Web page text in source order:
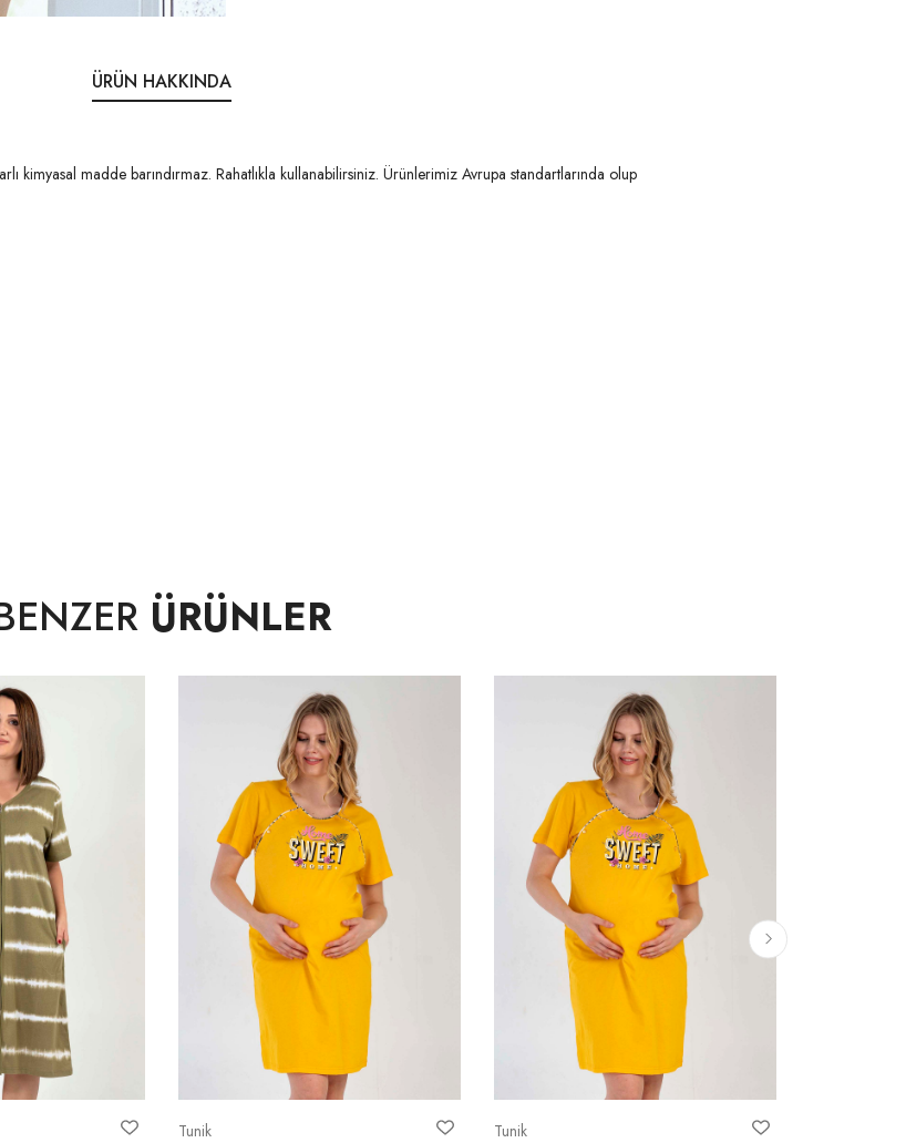
ÜRÜN HAKKINDA
kimyasal madde barındırmaz. Rahatlıkla kullanabilirsiniz. Ürünlerimiz Avrupa standartlarında olup
ÜRÜNLER
Tunik Tunik